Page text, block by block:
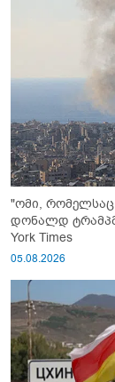
"ომი,
დონალდ ტრამპმა
York Times
05.08.2026